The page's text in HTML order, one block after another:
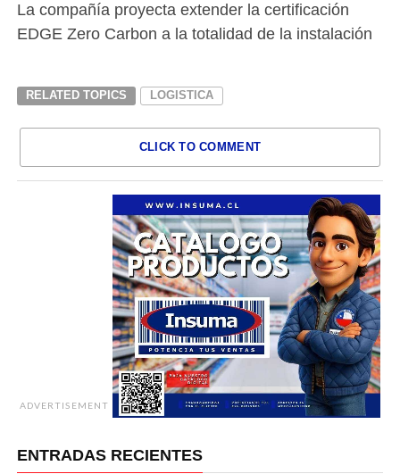
La compañía proyecta extender la certificación
EDGE Zero Carbon a la totalidad de la instalación
RELATED TOPICS LOGISTICA
CLICK TO COMMENT
ADVERTISEMENT
ENTRADAS RECIENTES